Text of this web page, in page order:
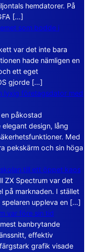
hemdatorer. På
[…]
som bodde i
var det inte bara
hade nämligen en
ett eget
gjorde […]
lyxig företagsdator med
påkostad
design, lång
Med
pekskärm och sin höga
till ett öppet kaos
ZX Spectrum var det
på marknaden. I stället
uppleva en […]
var före sin tid
banbrytande
effektiv
grafik visade